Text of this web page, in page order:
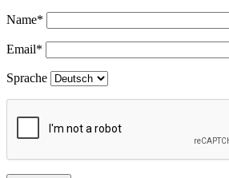
Name*
Email*
Sprache